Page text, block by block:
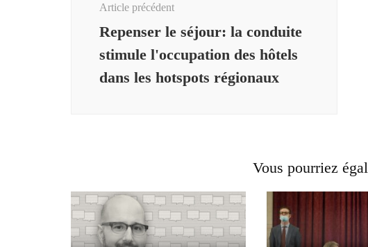
Article précédent
Repenser le séjour: la conduite
stimule l'occupation des hôtels
dans les hotspots régionaux
Vous pourriez